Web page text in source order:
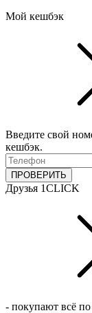
Мой кешбэк
Введите свой
кешбэк.
ПРОВЕРИТЬ
Друзья 1CLICK
- покупают всё